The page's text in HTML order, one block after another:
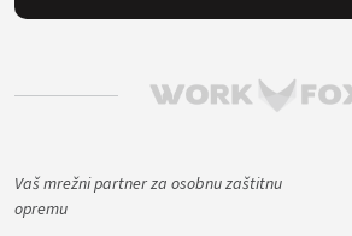
Vaš mrežni partner za osobnu zaštitnu
opremu